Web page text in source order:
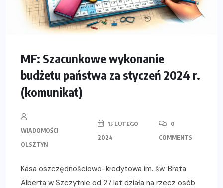
MF: Szacunkowe wykonanie
budżetu państwa za styczeń 2024 r.
(komunikat)
WIADOMOŚCI
OLSZTYN
15 LUTEGO
2024
0
COMMENTS
Kasa oszczędnościowo-kredytowa im. św. Brata
Alberta w Szczytnie od 27 lat działa na rzecz osób